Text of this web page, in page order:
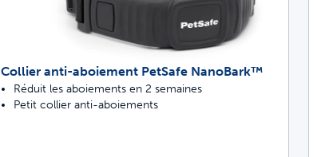
Collier anti-aboiement PetSafe NanoBark™
Réduit les aboiements en 2 semaines
Petit collier anti-aboiements